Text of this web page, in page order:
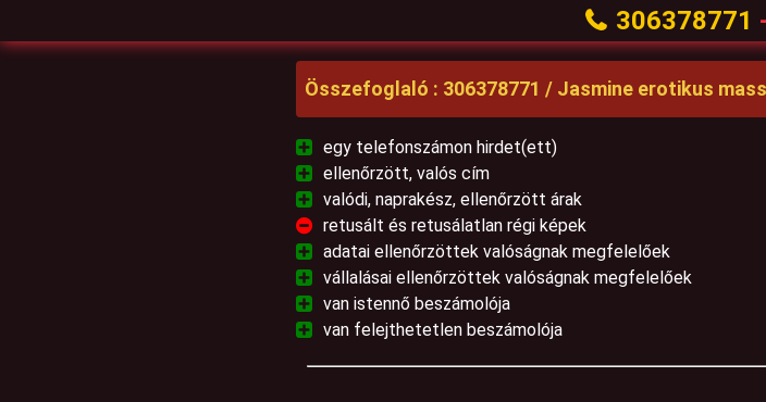
306378771
Összefoglaló : 306378771 / Jasmine erotikus
egy telefonszámon hirdet(ett)
ellenőrzött, valós cím
valódi, naprakész, ellenőrzött árak
retusált és retusálatlan régi képek
adatai ellenőrzöttek valóságnak megfelelőek
vállalásai ellenőrzöttek valóságnak megfelelőek
van istennő beszámolója
van felejthetetlen beszámolója